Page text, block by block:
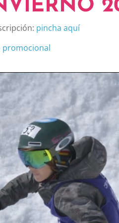
pincha aquí
promocional